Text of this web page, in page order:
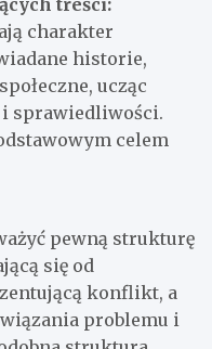
charakter
historie,
ucząc
i sprawiedliwości.
celem
pewną strukturę
się od
konflikt, a
problemu i